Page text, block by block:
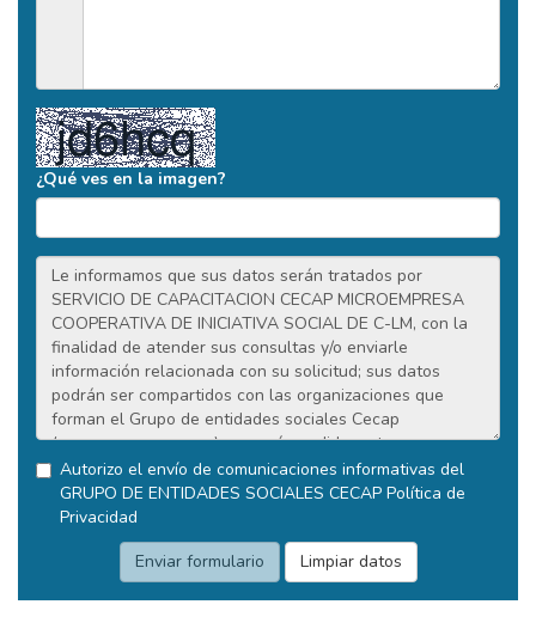
¿Qué ves en la imagen?
Autorizo el envío de comunicaciones informativas del
GRUPO DE ENTIDADES SOCIALES CECAP Política de
Privacidad